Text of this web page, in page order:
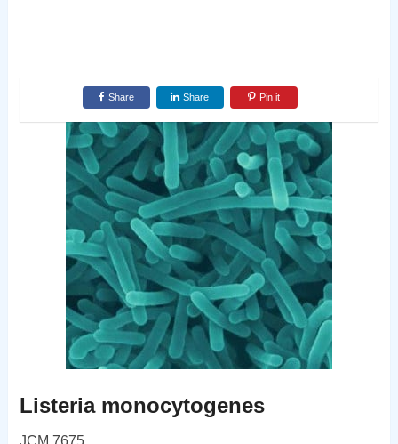
Share Share Pin it
Listeria monocytogenes
JCM 7675